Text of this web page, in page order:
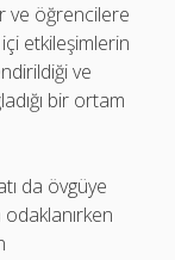
ve öğrencilere
etkileşimlerin
ve
bir ortam
da övgüye